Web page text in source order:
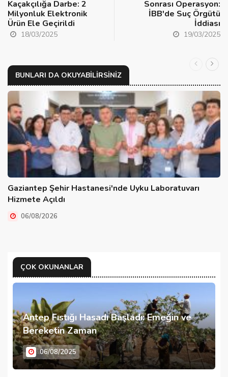
Kaçakçılığa Darbe: 2
Milyonluk Elektronik
Ürün Ele Geçirildi
18/03/2025
Sonrası Operasyon:
İBB'de Suç Örgütü
İddiası
19/03/2025
BUNLARI DA OKUYABILIRSINIZ
Gaziantep Şehir Hastanesi'nde Uyku Laboratuvarı
Hizmete Açıldı
06/08/2026
ÇOK OKUNANLAR
Antep Fıstığı Hasadı Başladı: Emeğin ve
Bereketin Zaman
06/08/2025